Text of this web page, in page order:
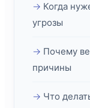
Когда
угрозы
Почему
причины
Что